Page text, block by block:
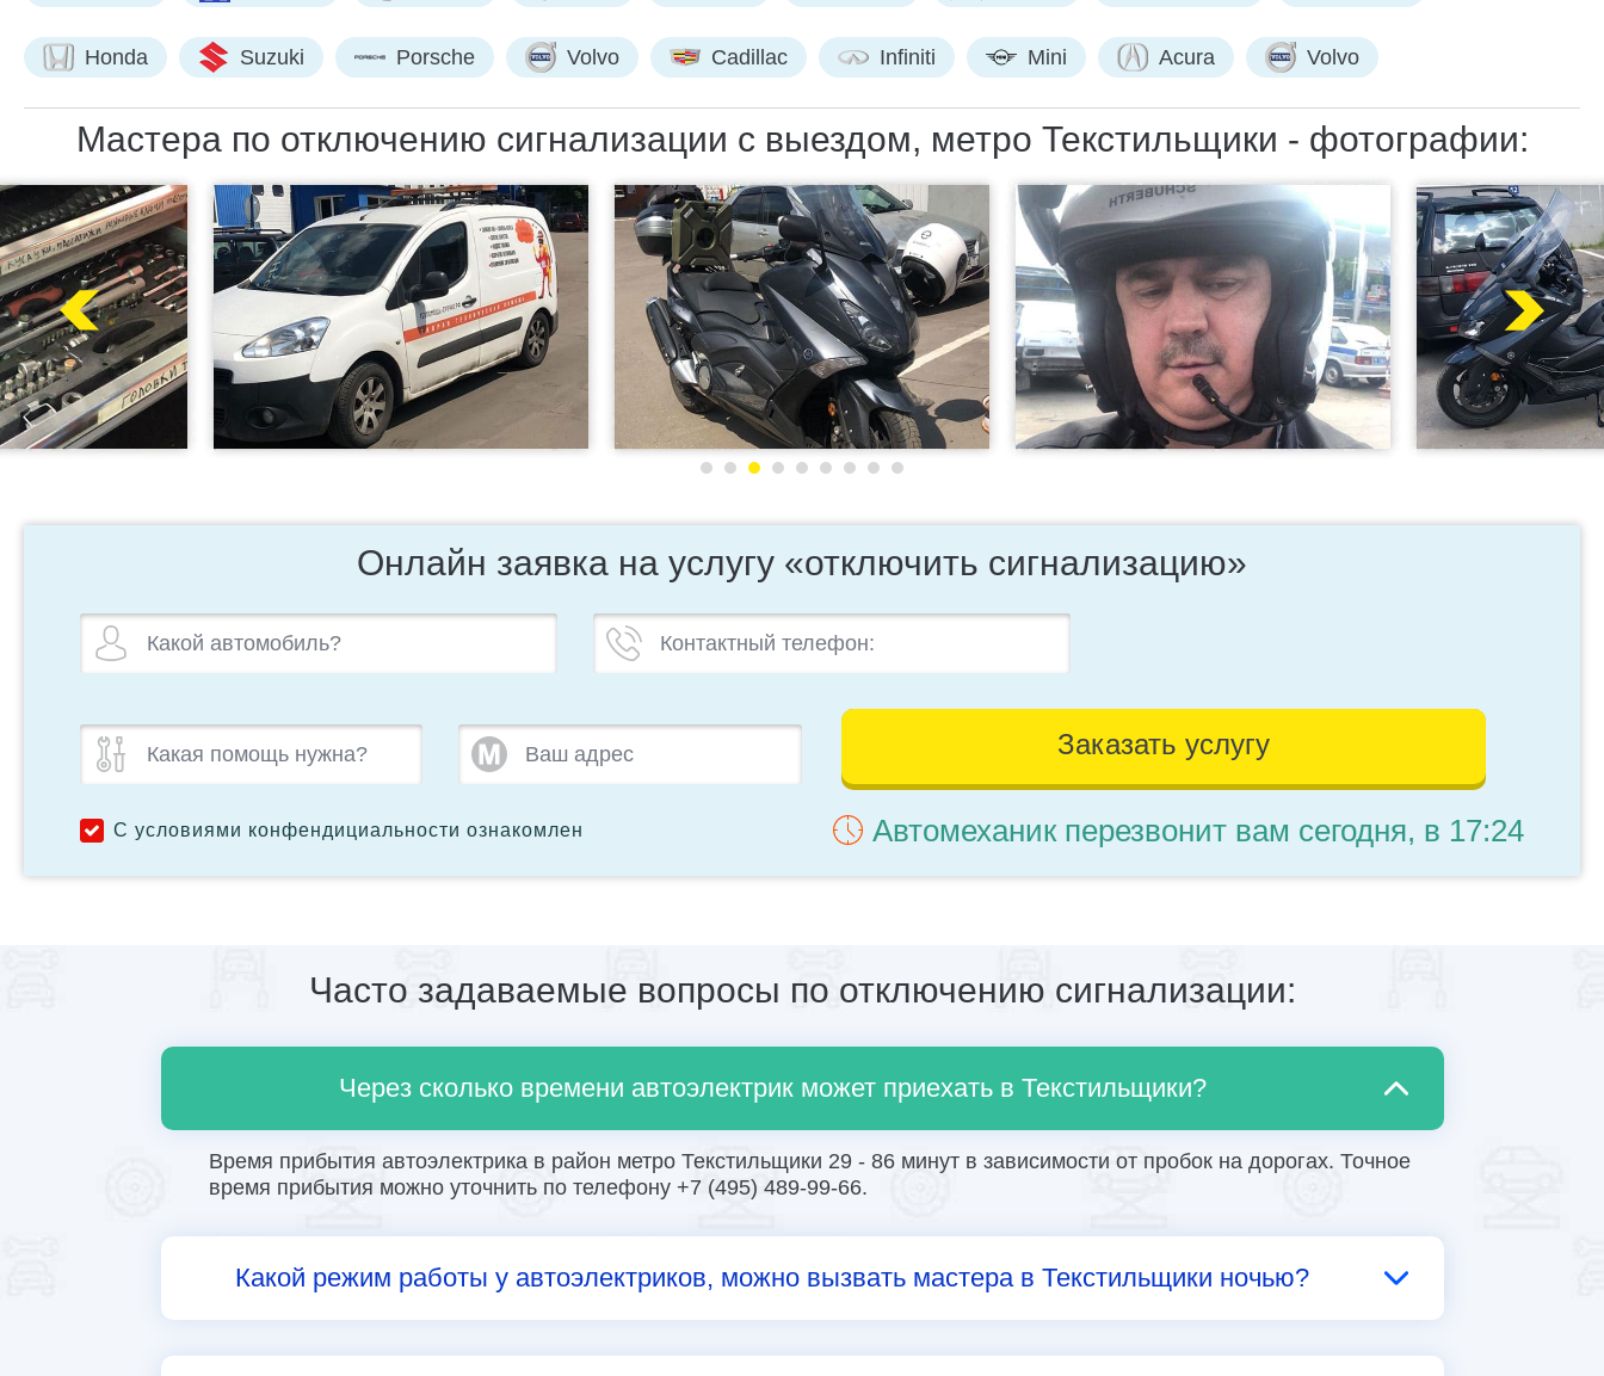
Honda Suzuki Porsche Volvo Cadillac Infiniti Mini Acura Volvo
Мастера по отключению сигнализации с выездом, метро Текстильщики - фотографии:
Онлайн заявка на услугу «отключить сигнализацию»
Заказать услугу
С условиями конфендициальности ознакомлен Автомеханик перезвонит вам сегодня, в 17:24
Часто задаваемые вопросы по отключению сигнализации:
Через сколько времени автоэлектрик может приехать в Текстильщики?
Время прибытия автоэлектрика в район метро Текстильщики 29 - 86 минут в зависимости от пробок на дорогах. Точное
время прибытия можно уточнить по телефону +7 (495) 489-99-66.
Какой режим работы у автоэлектриков, можно вызвать мастера в Текстильщики ночью?